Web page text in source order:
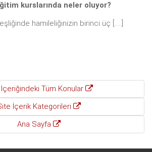
kurslarında neler oluyor?
hamileliğinizin birinci üç [.....]
Tüm Konular
İçerik Kategorileri
Ana Sayfa